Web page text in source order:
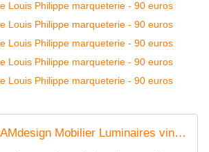
Design XXe | HAMdesign Mobilier Luminaires vintages